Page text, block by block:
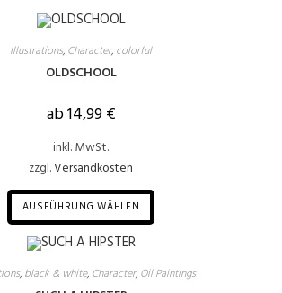
Illustrations, Character, colorful
OLDSCHOOL
ab14,99€
inkl. MwSt.
zzgl.Versandkosten
AUSFÜHRUNG WÄHLEN
, black & white, Character, Oil Paintings